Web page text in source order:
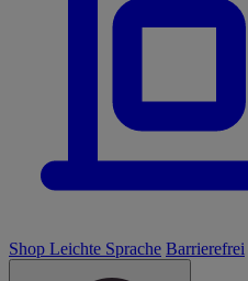
Shop Leichte Sprache Barrierefrei